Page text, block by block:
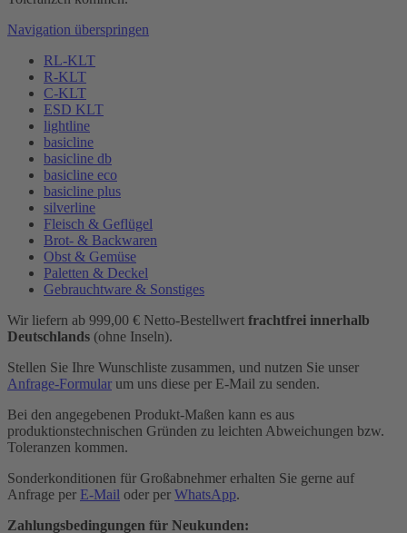
Navigation überspringen
RL-KLT
R-KLT
C-KLT
ESD KLT
lightline
basicline
basicline db
basicline eco
basicline plus
silverline
Fleisch & Geflügel
Brot- & Backwaren
Obst & Gemüse
Paletten & Deckel
Gebrauchtware & Sonstiges
Wir liefern ab 999,00 € Netto-Bestellwert frachtfrei innerhalb
Deutschlands (ohne Inseln).
Stellen Sie Ihre Wunschliste zusammen, und nutzen Sie unser
Anfrage-Formular um uns diese per E-Mail zu senden.
Bei den angegebenen Produkt-Maßen kann es aus
produktionstechnischen Gründen zu leichten Abweichungen bzw.
Toleranzen kommen.
Sonderkonditionen für Großabnehmer erhalten Sie gerne auf
Anfrage per E-Mail oder per WhatsApp.
Zahlungsbedingungen für Neukunden: